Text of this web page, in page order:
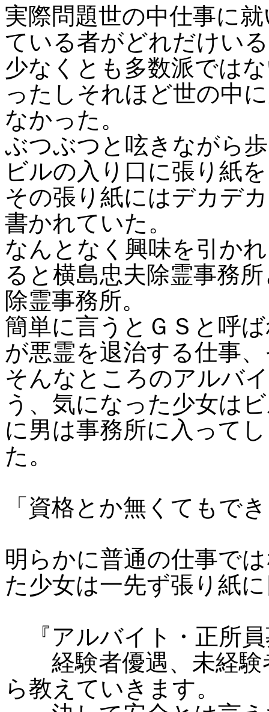
実際問題世の中仕事に
ている者がどれだけい
少なくとも多数派では
ったしそれほど世の中
なかった。
ぶつぶつと呟きながら
ビルの入り口に張り紙
その張り紙にはデカデ
書かれていた。
なんとなく興味を引か
ると横島忠夫除霊事務
除霊事務所。
簡単に言うとＧＳと呼
が悪霊を退治する仕事
そんなところのアルバ
う、気になった少女は
に男は事務所に入って
た。
「資格とか無くてもで
明らかに普通の仕事で
た少女は一先ず張り紙
『アルバイト・正所員
経験者優遇、未経験
ら教えていきます。